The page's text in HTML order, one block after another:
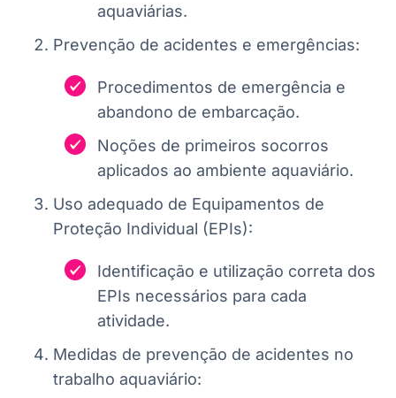
aquaviárias.
Prevenção de acidentes e emergências:
Procedimentos de emergência e
abandono de embarcação.
Noções de primeiros socorros
aplicados ao ambiente aquaviário.
Uso adequado de Equipamentos de
Proteção Individual (EPIs):
Identificação e utilização correta dos
EPIs necessários para cada
atividade.
Medidas de prevenção de acidentes no
trabalho aquaviário: